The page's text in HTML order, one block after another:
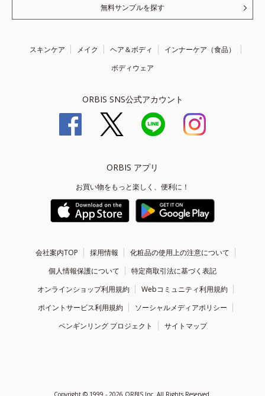
無料サンプルを探す
スキンケア メイク ヘア＆ボディ
インナーケア（食品）
ボディウェア
ORBIS SNS公式アカウント
ORBIS アプリ
お買い物をもっと楽しく、便利に！
会社案内TOP 採用情報
化粧品の使用上の注意について
個人情報保護について
特定商取引法に基づく表記
オンラインショップ利用規約
Webコミュニティ利用規約
ポイントサービス利用規約
ソーシャルメディアポリシー
ペンギンリング プロジェクト
サイトマップ